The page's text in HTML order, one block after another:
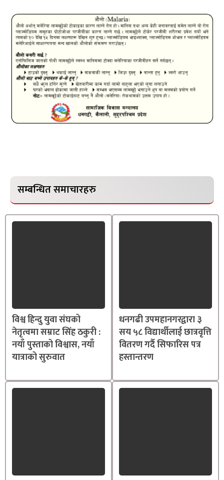
सम्बन्धित समाचारहरु
विश्व हिन्दु युवा संघको
नेतृत्वमा सम्राट सिंह ठकुरी :
नयाँ पुस्ताको विश्वास, नयाँ
यात्राको सुरुवात
धनगढी उपमहानगरद्वारा ३
सय ५८ विद्यार्थीलाई छात्रवृत्ति
वितरण गर्दै सिफारिस पत्र
हस्तान्तरण